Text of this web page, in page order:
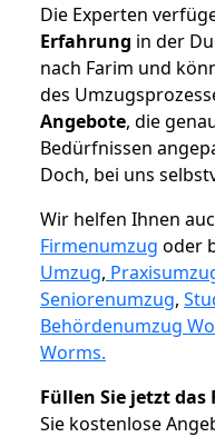
Die Experten
Erfahrung in der
nach Farim und
des
Angebote, die
Bedürfnissen
Doch, bei uns
Wir helfen Ihnen
Firmenumzug oder
Umzug,
Seniorenumzug,
Behördenumzug
Worms.
Füllen Sie jetzt
Sie kostenlose